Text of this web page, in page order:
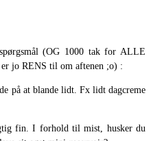
(OG 1000 tak for ALLE
jo RENS til om aftenen ;o) :
på at blande lidt. Fx lidt dagcreme
fin. I forhold til mist, husker du